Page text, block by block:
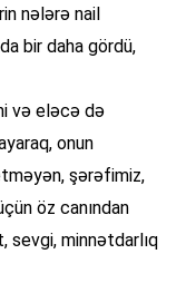
nələrə nail
bir daha gördü,
və eləcə də
onun
şərəfimiz,
öz canından
sevgi, minnətdarlıq